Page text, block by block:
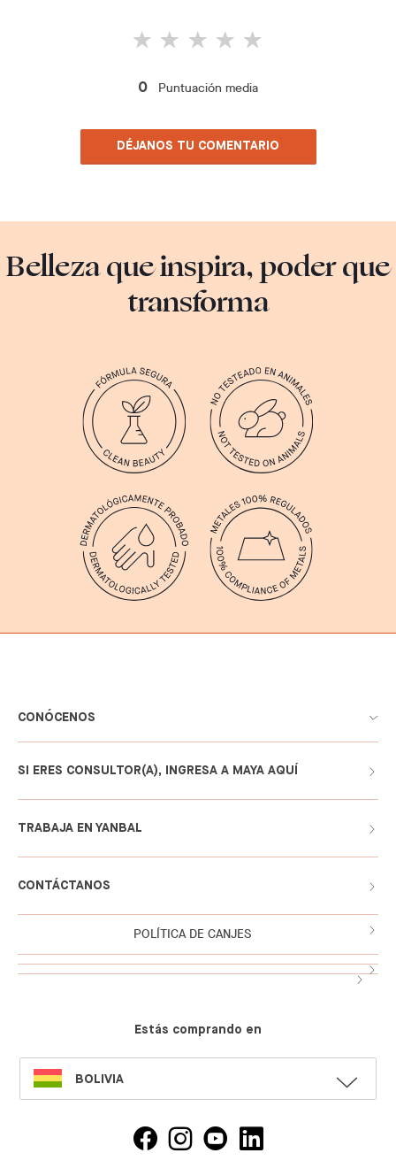
0 Puntuación media
DÉJANOS TU COMENTARIO
Belleza que inspira, poder que
transforma
CONÓCENOS
SI ERES CONSULTOR(A), INGRESA A MAYA AQUÍ
TRABAJA EN YANBAL
CONTÁCTANOS
POLÍTICA DE CANJES
Estás comprando en
SELECT
LANGUAGE
BOLIVIA